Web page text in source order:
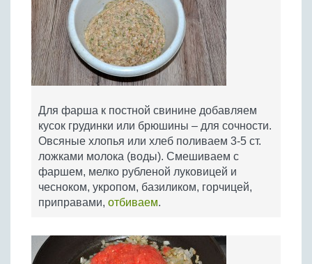
Для фарша к постной свинине добавляем
кусок грудинки или брюшины – для сочности.
Овсяные хлопья или хлеб поливаем 3-5 ст.
ложками молока (воды). Смешиваем с
фаршем, мелко рубленой луковицей и
чесноком, укропом, базиликом, горчицей,
приправами, отбиваем.